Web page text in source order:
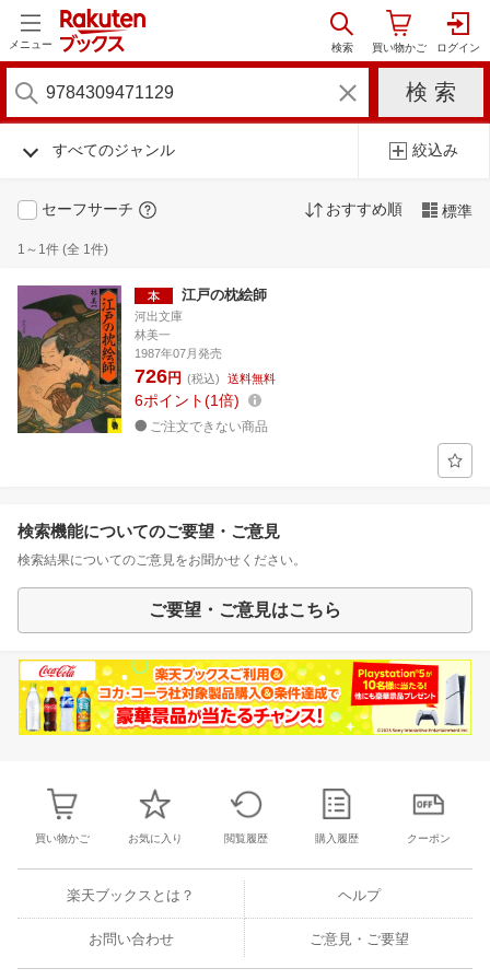
メニュー
すべてのジャンル 絞込み
セーフサーチ おすすめ順 標準
1～1件 (全 1件)
江戸の枕絵師
河出文庫
林美一
1987年07月発売
726円 (税込) 送料無料
6ポイント 1倍
ご注文できない商品
検索機能についてのご要望・ご意見
検索結果についてのご意見をお聞かせください。
ご要望・ご意見はこちら
買い物かご お気に入り 閲覧履歴 購入履歴 クーポン
楽天ブックスとは？ ヘルプ
お問い合わせ ご意見・ご要望